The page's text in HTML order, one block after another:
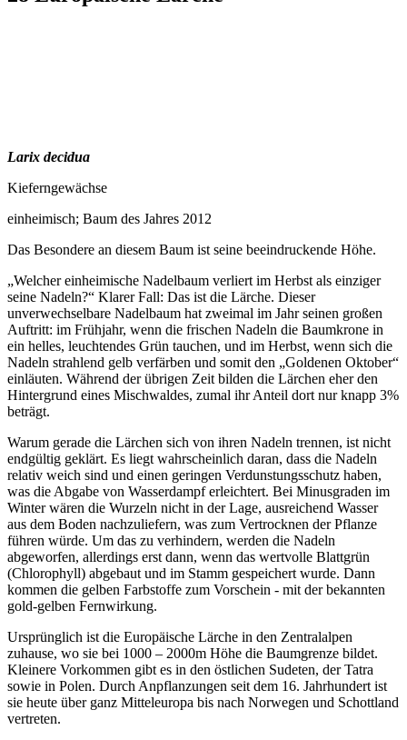
Larix decidua
Kieferngewächse
einheimisch; Baum des Jahres 2012
Das Besondere an diesem Baum ist seine beeindruckende Höhe.
„Welcher einheimische Nadelbaum verliert im Herbst als einziger
seine Nadeln?“ Klarer Fall: Das ist die Lärche. Dieser
unverwechselbare Nadelbaum hat zweimal im Jahr seinen großen
Auftritt: im Frühjahr, wenn die frischen Nadeln die Baumkrone in
ein helles, leuchtendes Grün tauchen, und im Herbst, wenn sich die
Nadeln strahlend gelb verfärben und somit den „Goldenen Oktober“
einläuten. Während der übrigen Zeit bilden die Lärchen eher den
Hintergrund eines Mischwaldes, zumal ihr Anteil dort nur knapp 3%
beträgt.
Warum gerade die Lärchen sich von ihren Nadeln trennen, ist nicht
endgültig geklärt. Es liegt wahrscheinlich daran, dass die Nadeln
relativ weich sind und einen geringen Verdunstungsschutz haben,
was die Abgabe von Wasserdampf erleichtert. Bei Minusgraden im
Winter wären die Wurzeln nicht in der Lage, ausreichend Wasser
aus dem Boden nachzuliefern, was zum Vertrocknen der Pflanze
führen würde. Um das zu verhindern, werden die Nadeln
abgeworfen, allerdings erst dann, wenn das wertvolle Blattgrün
(Chlorophyll) abgebaut und im Stamm gespeichert wurde. Dann
kommen die gelben Farbstoffe zum Vorschein - mit der bekannten
gold-gelben Fernwirkung.
Ursprünglich ist die Europäische Lärche in den Zentralalpen
zuhause, wo sie bei 1000 – 2000m Höhe die Baumgrenze bildet.
Kleinere Vorkommen gibt es in den östlichen Sudeten, der Tatra
sowie in Polen. Durch Anpflanzungen seit dem 16. Jahrhundert ist
sie heute über ganz Mitteleuropa bis nach Norwegen und Schottland
vertreten.